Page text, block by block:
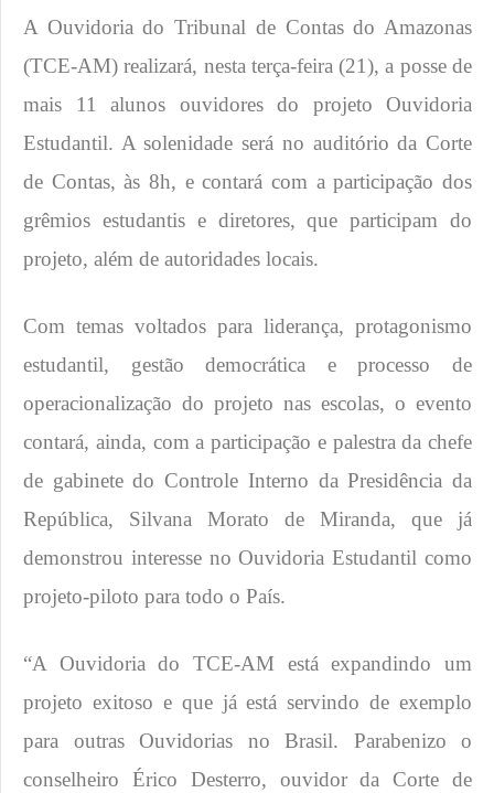
A Ouvidoria do Tribunal de Contas do Amazonas
(TCE-AM) realizará, nesta terça-feira (21), a posse de
mais 11 alunos ouvidores do projeto Ouvidoria
Estudantil. A solenidade será no auditório da Corte
de Contas, às 8h, e contará com a participação dos
grêmios estudantis e diretores, que participam do
projeto, além de autoridades locais.
Com temas voltados para liderança, protagonismo
estudantil, gestão democrática e processo de
operacionalização do projeto nas escolas, o evento
contará, ainda, com a participação e palestra da chefe
de gabinete do Controle Interno da Presidência da
República, Silvana Morato de Miranda, que já
demonstrou interesse no Ouvidoria Estudantil como
projeto-piloto para todo o País.
“A Ouvidoria do TCE-AM está expandindo um
projeto exitoso e que já está servindo de exemplo
para outras Ouvidorias no Brasil. Parabenizo o
conselheiro Érico Desterro, ouvidor da Corte de